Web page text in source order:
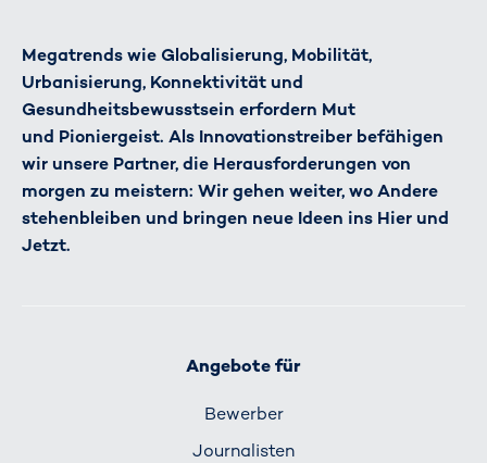
Megatrends wie Globalisierung, Mobilität,
Urbanisierung, Konnektivität und
Gesundheitsbewusstsein erfordern Mut
und Pioniergeist. Als Innovationstreiber befähigen
wir unsere Partner, die Herausforderungen von
morgen zu meistern: Wir gehen weiter, wo Andere
stehenbleiben und bringen neue Ideen ins Hier und
Jetzt.
Angebote für
Bewerber
Journalisten